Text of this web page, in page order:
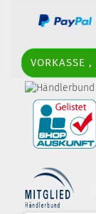
VORKASSE